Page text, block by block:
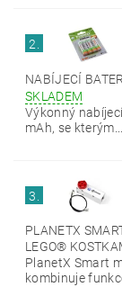
2.
NABÍJECÍ
SKLADEM
Výkonný
mAh, se kterým...
3.
PLANETX
LEGO®
PlanetX Smart
kombinuje